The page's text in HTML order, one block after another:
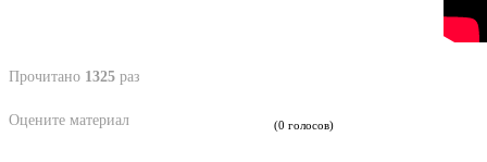
Прочитано 1325 раз
Оцените материал (0 голосов)